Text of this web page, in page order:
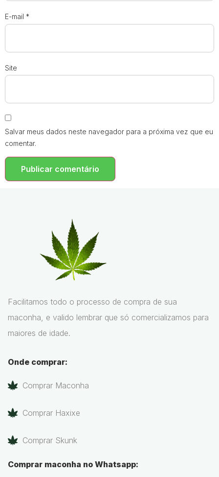
E-mail *
Site
Salvar meus dados neste navegador para a próxima vez que eu
comentar.
Facilitamos todo o processo de compra de sua
maconha, e valido lembrar que só comercializamos para
maiores de idade.
Onde comprar:
Comprar Maconha
Comprar Haxixe
Comprar Skunk
Comprar maconha no Whatsapp: